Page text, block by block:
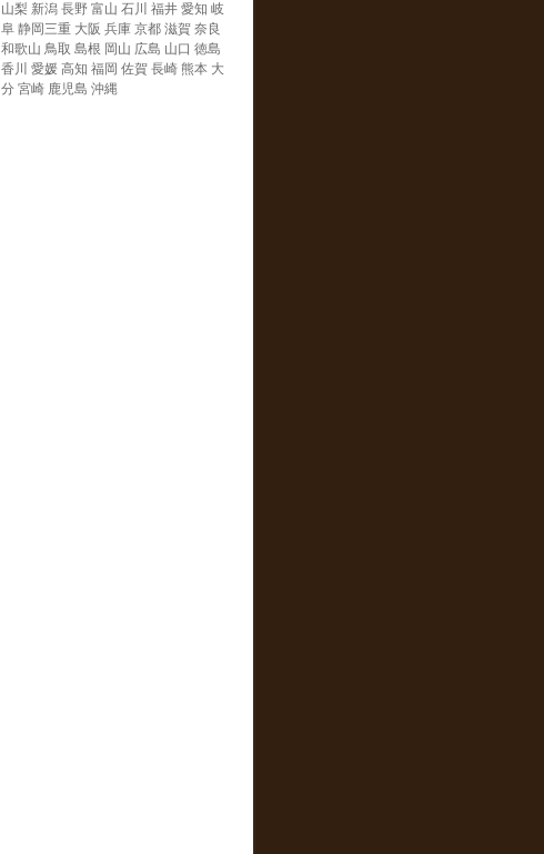
山梨 新潟 長野 富山 石川 福井 愛知 岐
阜 静岡三重 大阪 兵庫 京都 滋賀 奈良
和歌山 鳥取 島根 岡山 広島 山口 徳島
香川 愛媛 高知 福岡 佐賀 長崎 熊本 大
分 宮崎 鹿児島 沖縄